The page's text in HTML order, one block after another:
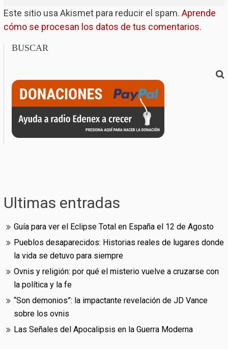
Este sitio usa Akismet para reducir el spam. Aprende
cómo se procesan los datos de tus comentarios.
BUSCAR
Ultimas entradas
Guía para ver el Eclipse Total en España el 12 de Agosto
Pueblos desaparecidos: Historias reales de lugares donde
la vida se detuvo para siempre
Ovnis y religión: por qué el misterio vuelve a cruzarse con
la política y la fe
“Son demonios”: la impactante revelación de JD Vance
sobre los ovnis
Las Señales del Apocalipsis en la Guerra Moderna